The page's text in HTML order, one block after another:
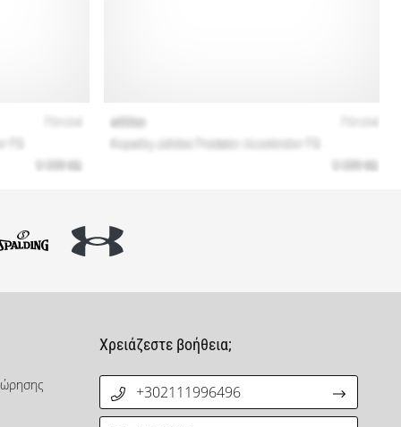
Χρειάζεστε βοήθεια;
+302111996496